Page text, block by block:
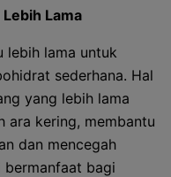
Lama
lebih lama untuk
sederhana. Hal
yang lebih lama
ara kering, membantu
dan mencegah
bermanfaat bagi